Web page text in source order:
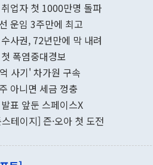
무너졌다고
함께 4자 대
"우리의 선
관은 업무
며 월간 기
196.9% 급
수출은
기록했지만
로 전환됐다.
는 배당수입
업자 첫 1000만명 돌파
운임 3주만에 최고
사권, 72년만에 막 내려
폭염중대경보
사기' 차가원 구속
아니면 세금 껑충
표 앞둔 스페이스X
테이지] 즌·오아 첫 도전